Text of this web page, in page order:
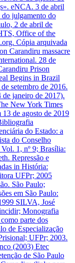
eNCA. 3 de abril
do julgamento do
2 de abril de
Office of the
Cópia arquivada
Carandiru massacre
28 de
Prison
Begins in Brazil
setembro de 2016.
janeiro de 2017).
New York Times
de agosto de 2019
do Estado: a
do Conselho
1, nº 9; Brasília:
Repressão e
in História:
UFPr; 2005
São Paulo;
em São Paulo:
SILVA, José
Monografia
parte dos
de Especialização
UFPr; 2003.
(2003) Etec
de São Paulo